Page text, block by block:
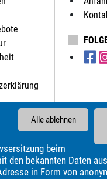
Alle ablehnen
beim
den bekannten Daten
in Form von
Cadillac
Elnagh Etrusco Eura